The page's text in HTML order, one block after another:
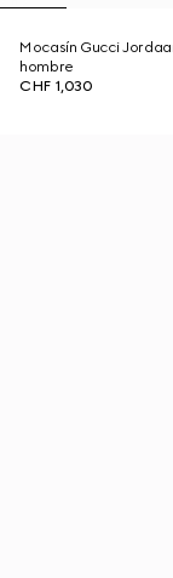
Mocasín Gucci
hombre
CHF 1,030